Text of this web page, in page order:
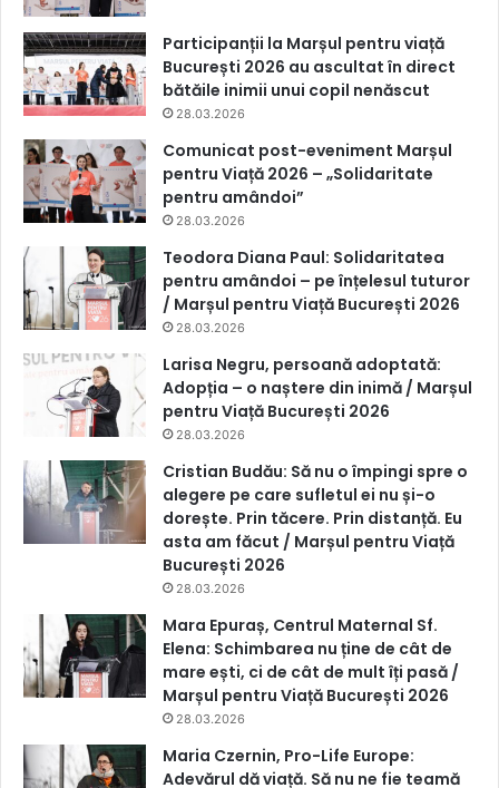
Participanții la Marșul pentru viață
București 2026 au ascultat în direct
bătăile inimii unui copil nenăscut
28.03.2026
Comunicat post-eveniment Marșul
pentru Viață 2026 – „Solidaritate
pentru amândoi”
28.03.2026
Teodora Diana Paul: Solidaritatea
pentru amândoi – pe înțelesul tuturor
/ Marșul pentru Viață București 2026
28.03.2026
Larisa Negru, persoană adoptată:
Adopția – o naștere din inimă / Marșul
pentru Viață București 2026
28.03.2026
Cristian Budău: Să nu o împingi spre o
alegere pe care sufletul ei nu și-o
dorește. Prin tăcere. Prin distanță. Eu
asta am făcut / Marșul pentru Viață
București 2026
28.03.2026
Mara Epuraș, Centrul Maternal Sf.
Elena: Schimbarea nu ține de cât de
mare ești, ci de cât de mult îți pasă /
Marșul pentru Viață București 2026
28.03.2026
Maria Czernin, Pro-Life Europe:
Adevărul dă viață. Să nu ne fie teamă